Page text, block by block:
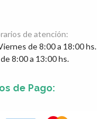
de atención:
de 8:00 a 18:00 hs.
8:00 a 13:00 hs.
de Pago: